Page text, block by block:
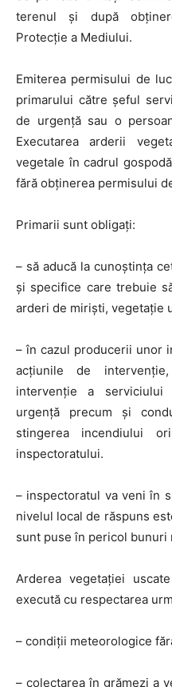
terenul și după
Protecție a Mediului.
Emiterea permisului de
primarului către șeful
de urgență sau o
Executarea arderii
vegetale în cadrul
fără obținerea permisului
Primarii sunt obligați:
– să aducă la cunoștința
și specifice care trebuie
arderi de miriști, vegetație
– în cazul producerii unor
acțiunile de
intervenție a
urgență precum și
stingerea incendiului
inspectoratului.
– inspectoratul va veni în
nivelul local de răspuns
sunt puse în pericol
Arderea vegetației
execută cu respectarea
– condiții meteorologice
– colectarea în grămezi a